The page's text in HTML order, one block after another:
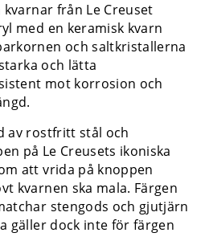
från Le Creuset
med en keramisk kvarn
och saltkristallerna
och lätta
mot korrosion och
av rostfritt stål och
på Le Creusets ikoniska
att vrida på knoppen
kvarnen ska mala. Färgen
stengods och gjutjärn
gäller dock inte för färgen